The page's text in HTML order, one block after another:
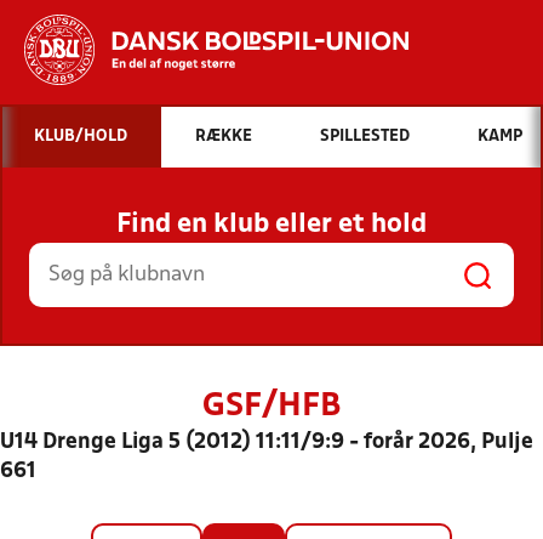
Hvad vil du søge efter?
INDHOLD OG NYHEDER
STILLINGER, RESULTATER, KLUBBER OG
HOLD
KLUB/HOLD RÆKKE SPILLESTED KAMP
Find en klub eller et hold
GSF/HFB
U14 Drenge Liga 5 (2012) 11:11/9:9 - forår 2026, Pulje
661